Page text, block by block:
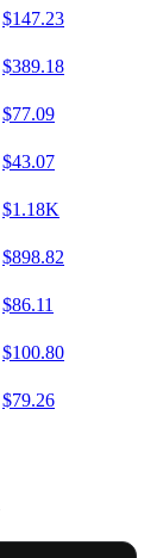
$147.23
$389.18
$77.09
$43.07
$1.18K
$898.82
$86.11
$100.80
$79.26